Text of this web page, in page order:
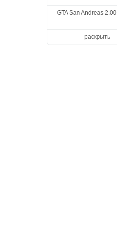
GTA San Andreas 2.00
раскрыть